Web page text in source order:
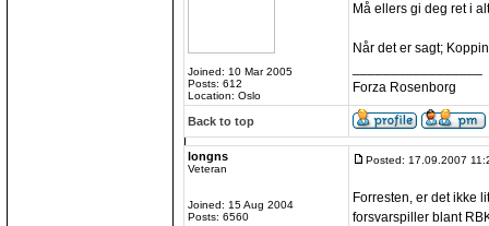
Joined: 10 Mar 2005
Posts: 612
Location: Oslo
Må ellers gi deg ret i
Når det er sagt;
Forza Rosenborg
Back to top
longns
Veteran
Joined: 15 Aug 2004
Posts: 6560
Posted: 17.09.2007
Forresten, er det ikke
forsvarspiller blant